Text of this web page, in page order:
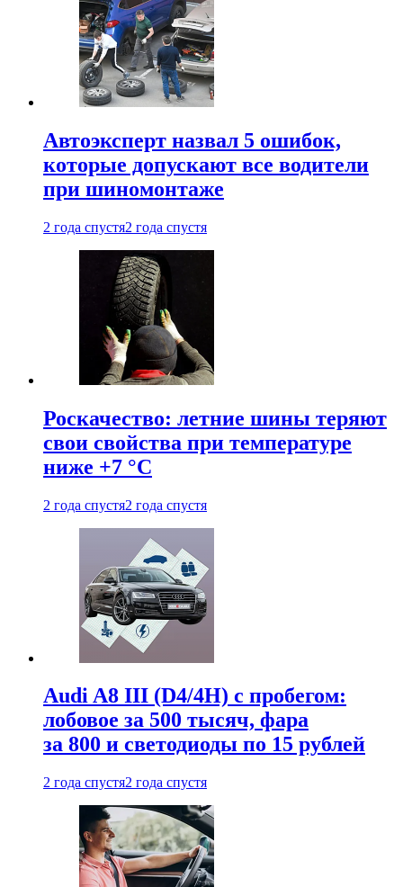
Автоэксперт назвал 5 ошибок,
которые допускают все водители
при шиномонтаже
2 года спустя2 года спустя
Роскачество: летние шины теряют
свои свойства при температуре
ниже +7 °C
2 года спустя2 года спустя
Audi A8 III (D4/4H) c пробегом:
лобовое за 500 тысяч, фара
за 800 и светодиоды по 15 рублей
2 года спустя2 года спустя